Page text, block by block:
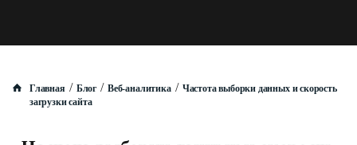
Главная / Блог / Веб-аналитика / Частота выборки данных и скорость
загрузки сайта